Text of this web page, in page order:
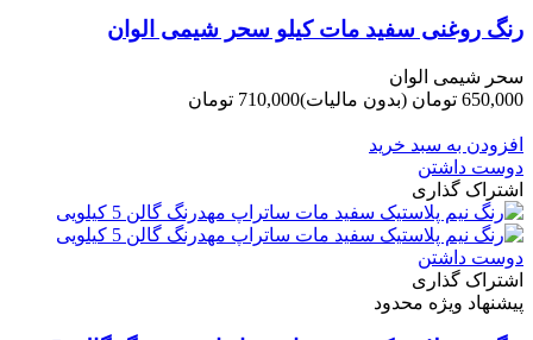
رنگ روغنی سفید مات کیلو سحر شیمی الوان
سحر شیمی الوان
650,000 تومان
(بدون مالیات)710,000 تومان
افزودن به سبد خرید
دوست داشتن
اشتراک گذاری
دوست داشتن
اشتراک گذاری
پیشنهاد ویژه محدود